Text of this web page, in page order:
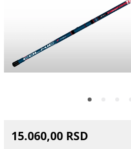
15.060,00 RSD